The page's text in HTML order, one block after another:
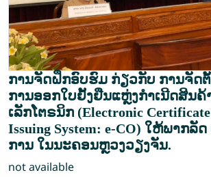
ການຈັດຝຶກອົບຮົມ ກ່ຽວກັບ ການຈັດ
ການອອກໃບຢັ້ງຢືນແຫຼ່ງກຳເນີດສິນຄ້
ເລັກໂຕຣນິກ (Electronic
Issuing System: e-CO) ໃຫ້ພາກລັ
ການ ໃນນະຄອນຫຼວງວຽງ​ຈັ​ນ.
not available